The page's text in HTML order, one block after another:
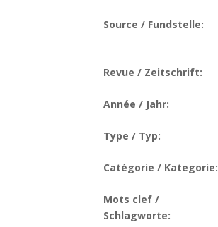
Source / Fundstelle:
Revue / Zeitschrift:
Année / Jahr:
Type / Typ:
Catégorie / Kategorie:
Mots clef /
Schlagworte: